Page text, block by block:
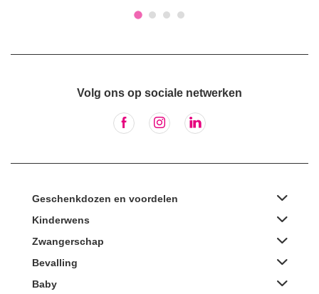
Volg ons op sociale netwerken
Geschenkdozen en voordelen
Kinderwens
Zwangerschap
Bevalling
Baby